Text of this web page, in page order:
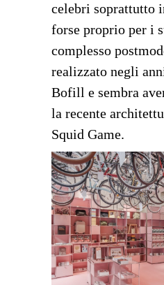
celebri soprattutto
forse proprio per i
complesso
realizzato negli
Bofill e sembra
la recente
Squid Game.